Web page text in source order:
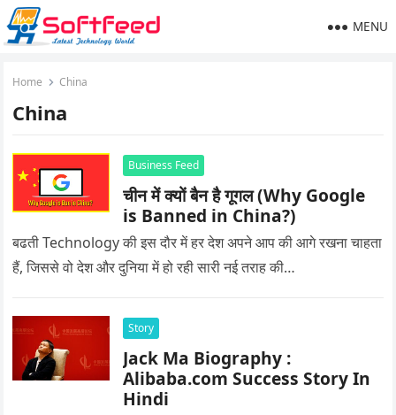
MENU
Home China
China
Business Feed
चीन में क्यों बैन है गूगल (Why Google
is Banned in China?)
बढती Technology की इस दौर में हर देश अपने आप की आगे रखना चाहता
हैं, जिससे वो देश और दुनिया में हो रही सारी नई तराह की…
Story
Jack Ma Biography :
Alibaba.com Success Story In
Hindi